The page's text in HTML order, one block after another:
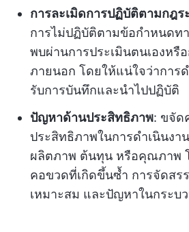
การละเมิดการปฏิบัติตามกฎร
การไม่ปฏิบัติตามข้อกำหนดท
พบผ่านการประเมินตนเองหรื
ภายนอก โดยให้แน่ใจว่าการ
รับการบันทึกและนำไปปฏิบัติ
ปัญหาด้านประสิทธิภาพ: ขจัด
ประสิทธิภาพในการดำเนินงา
ผลิตภาพ ต้นทุน หรือคุณภาพ
คอขวดที่เกิดขึ้นซ้ำ การจัดสร
เหมาะสม และปัญหาในกระบ